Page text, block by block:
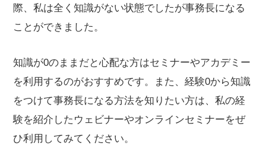
際、私は全く知識がない状態でしたが事務長になる
ことができました。
知識が0のままだと心配な方はセミナーやアカデミー
を利用するのがおすすめです。また、経験0から知識
をつけて事務長になる方法を知りたい方は、私の経
験を紹介したウェビナーやオンラインセミナーをぜ
ひ利用してみてください。